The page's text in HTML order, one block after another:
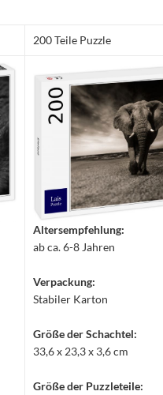
200 Teile Puzzle
Altersempfehlung:
ab ca. 6-8 Jahren
Verpackung:
Stabiler Karton
Größe der Schachtel:
33,6 x 23,3 x 3,6 cm
Größe der Puzzleteile: